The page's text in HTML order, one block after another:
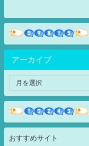
アーカイブ
おすすめサイト